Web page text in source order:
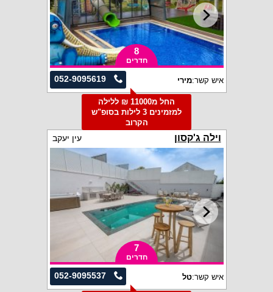
8
חדרים
052-9095619 איש קשר:מירי
החל מ11000 ₪ ללילה
למזמינים 3 לילות בסופ"ש
הקרוב
וילה ג'קסון עין יעקב
7
חדרים
052-9095537 איש קשר:טל